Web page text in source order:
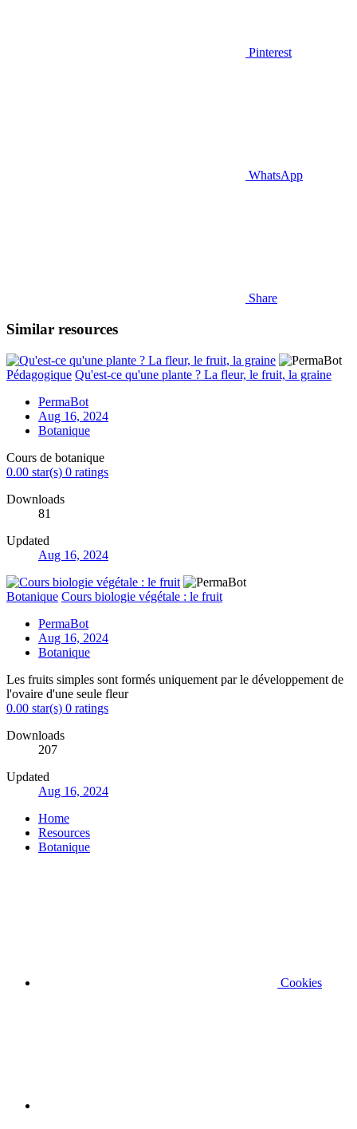
Pinterest
WhatsApp
Share
Similar resources
Pédagogique Qu'est-ce qu'une plante ? La fleur, le fruit, la graine
PermaBot
Aug 16, 2024
Botanique
Cours de botanique
0.00 star(s) 0 ratings
Downloads
81
Updated
Aug 16, 2024
Botanique Cours biologie végétale : le fruit
PermaBot
Aug 16, 2024
Botanique
Les fruits simples sont formés uniquement par le développement de
l'ovaire d'une seule fleur
0.00 star(s) 0 ratings
Downloads
207
Updated
Aug 16, 2024
Home
Resources
Botanique
Cookies